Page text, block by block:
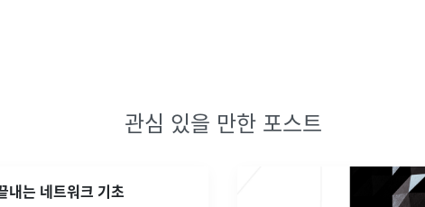
관심 있을 만한 포스트
내는 네트워크 기초